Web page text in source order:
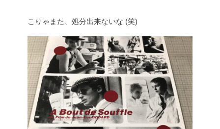
こりゃまた、処分出来ないな (笑)